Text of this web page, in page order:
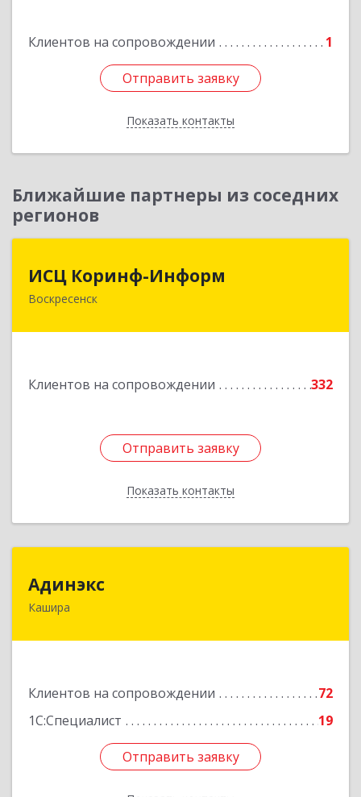
Клиентов на сопровождении 1
Отправить заявку
Показать контакты
Подробнее
Отправить заявку
Назад
Ближайшие партнеры из соседних
регионов
ИСЦ Коринф-Информ
Воскресенск
Клиентов на сопровождении 332
Отправить заявку
Показать контакты
ИСЦ Коринф-Информ
140200, Московская обл, Воскресенский р-н,
Подробнее
Отправить заявку
Назад
Адинэкс
Кашира
Клиентов на сопровождении
72
1С:Специалист
19
Отправить заявку
142900, Московская обл, г.о. Кашира, Кашира г,
Отправить заявку